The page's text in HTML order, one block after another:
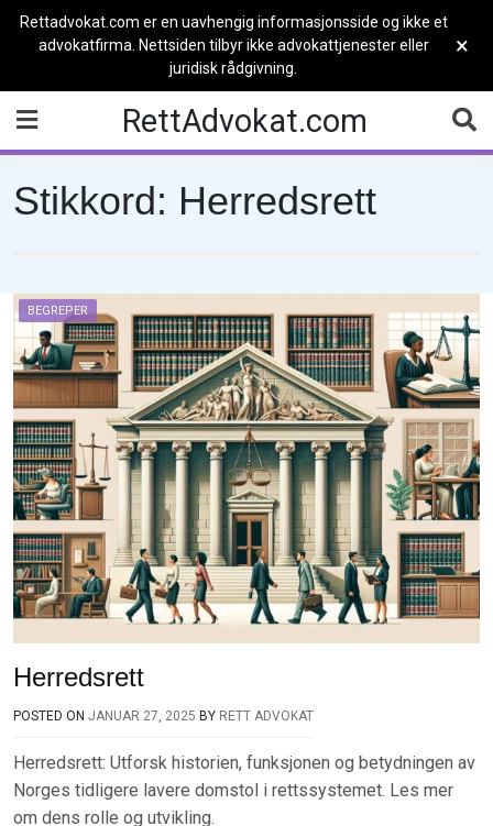
Rettadvokat.com er en uavhengig informasjonsside og ikke et
advokatfirma. Nettsiden tilbyr ikke advokattjenester eller
juridisk rådgivning.
×
content
RettAdvokat.com
Stikkord: Herredsrett
BEGREPER
Herredsrett
POSTED ON JANUAR 27, 2025 BY RETT ADVOKAT
Herredsrett: Utforsk historien, funksjonen og betydningen av
Norges tidligere lavere domstol i rettssystemet. Les mer
om dens rolle og utvikling.